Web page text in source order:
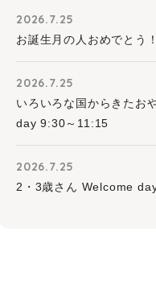
2026.7.25
お誕生月の人おめでと
2026.7.25
いろいろな国からきたお
day 9:30～11:15
2026.7.25
2・3歳さん Welcome